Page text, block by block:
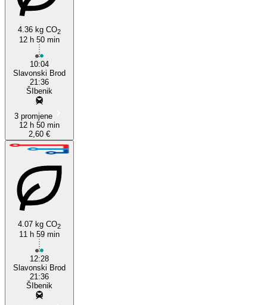
4.36 kg CO2
12 h 50 min
10:04
Slavonski Brod
21:36
ŠIbenik
3 promjene
12 h 50 min
2,60 €
4.07 kg CO2
11 h 59 min
12:28
Slavonski Brod
21:36
ŠIbenik